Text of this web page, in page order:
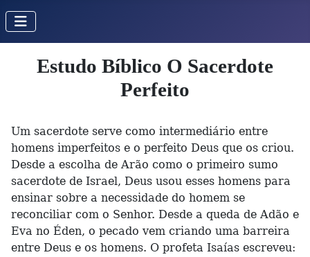
Estudo Bíblico O Sacerdote
Perfeito
Um sacerdote serve como intermediário entre
homens imperfeitos e o perfeito Deus que os criou.
Desde a escolha de Arão como o primeiro sumo
sacerdote de Israel, Deus usou esses homens para
ensinar sobre a necessidade do homem se
reconciliar com o Senhor. Desde a queda de Adão e
Eva no Éden, o pecado vem criando uma barreira
entre Deus e os homens. O profeta Isaías escreveu: